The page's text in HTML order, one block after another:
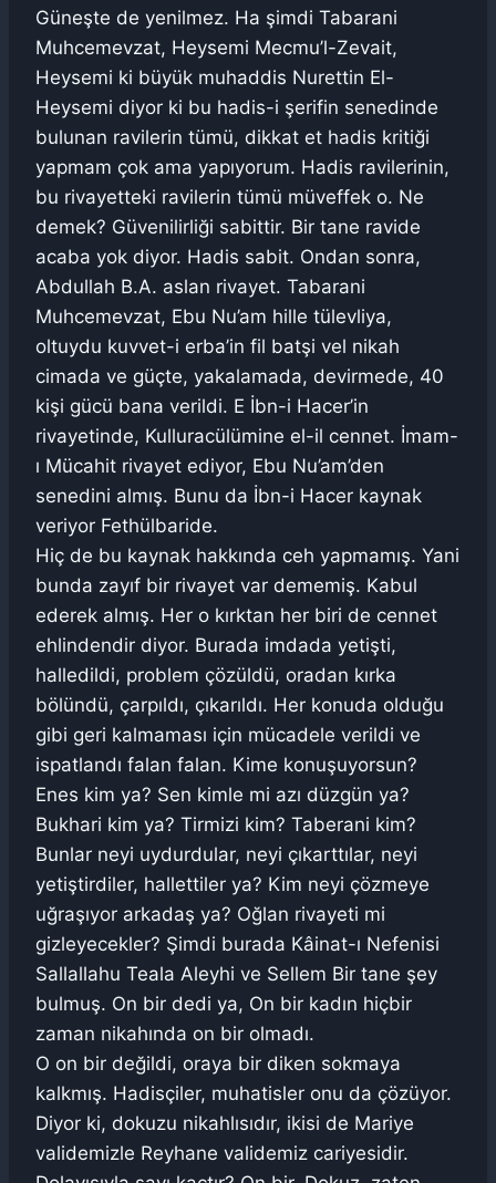
Güneşte de yenilmez. Ha şimdi Tabarani
Muhcemevzat, Heysemi Mecmu’l-Zevait,
Heysemi ki büyük muhaddis Nurettin El-
Heysemi diyor ki bu hadis-i şerifin senedinde
bulunan ravilerin tümü, dikkat et hadis kritiği
yapmam çok ama yapıyorum. Hadis ravilerinin,
bu rivayetteki ravilerin tümü müveffek o. Ne
demek? Güvenilirliği sabittir. Bir tane ravide
acaba yok diyor. Hadis sabit. Ondan sonra,
Abdullah B.A. aslan rivayet. Tabarani
Muhcemevzat, Ebu Nu’am hille tülevliya,
oltuydu kuvvet-i erba’in fil batşi vel nikah
cimada ve güçte, yakalamada, devirmede, 40
kişi gücü bana verildi. E İbn-i Hacer’in
rivayetinde, Kulluracülümine el-il cennet. İmam-
ı Mücahit rivayet ediyor, Ebu Nu’am’den
senedini almış. Bunu da İbn-i Hacer kaynak
veriyor Fethülbaride.
Hiç de bu kaynak hakkında ceh yapmamış. Yani
bunda zayıf bir rivayet var dememiş. Kabul
ederek almış. Her o kırktan her biri de cennet
ehlindendir diyor. Burada imdada yetişti,
halledildi, problem çözüldü, oradan kırka
bölündü, çarpıldı, çıkarıldı. Her konuda olduğu
gibi geri kalmaması için mücadele verildi ve
ispatlandı falan falan. Kime konuşuyorsun?
Enes kim ya? Sen kimle mi azı düzgün ya?
Bukhari kim ya? Tirmizi kim? Taberani kim?
Bunlar neyi uydurdular, neyi çıkarttılar, neyi
yetiştirdiler, hallettiler ya? Kim neyi çözmeye
uğraşıyor arkadaş ya? Oğlan rivayeti mi
gizleyecekler? Şimdi burada Kâinat-ı Nefenisi
Sallallahu Teala Aleyhi ve Sellem Bir tane şey
bulmuş. On bir dedi ya, On bir kadın hiçbir
zaman nikahında on bir olmadı.
O on bir değildi, oraya bir diken sokmaya
kalkmış. Hadisçiler, muhatisler onu da çözüyor.
Diyor ki, dokuzu nikahlısıdır, ikisi de Mariye
validemizle Reyhane validemiz cariyesidir.